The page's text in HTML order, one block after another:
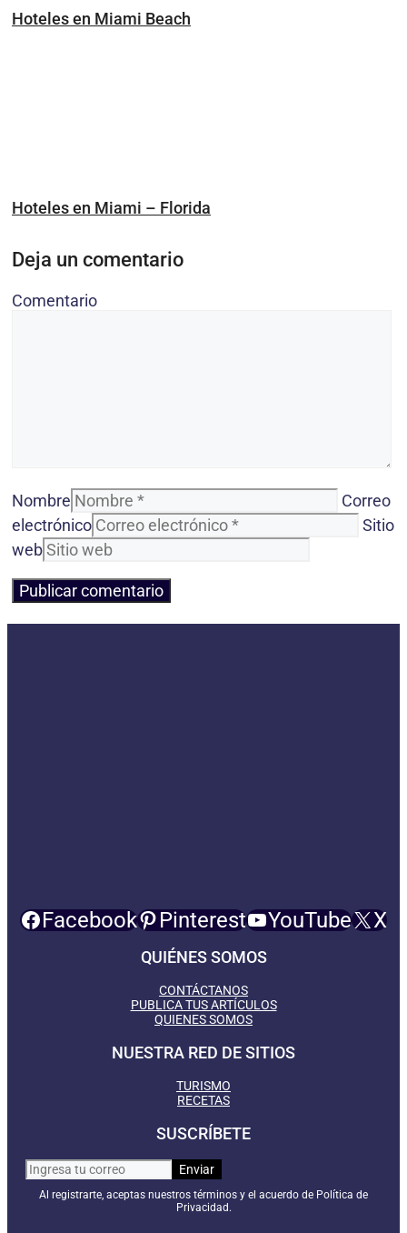
Hoteles en Miami Beach
Hoteles en Miami – Florida
Deja un comentario
Comentario
Nombre
Correo
electrónico
Sitio
web
Facebook Pinterest YouTube X
QUIÉNES SOMOS
CONTÁCTANOS
PUBLICA TUS ARTÍCULOS
QUIENES SOMOS
NUESTRA RED DE SITIOS
TURISMO
RECETAS
SUSCRÍBETE
Al registrarte, aceptas nuestros términos y el acuerdo de Política de
Privacidad.